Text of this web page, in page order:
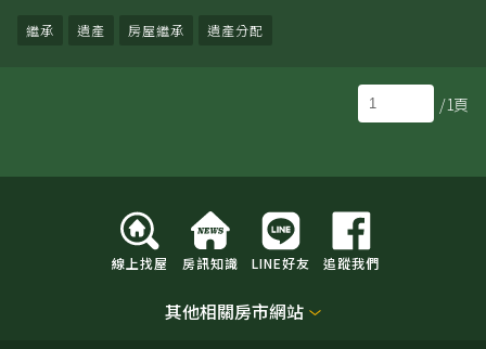
繼承 遺產 房屋繼承 遺產分配
/1頁
線上找屋 房訊知識 LINE好友 追蹤我們
其他相關房市網站